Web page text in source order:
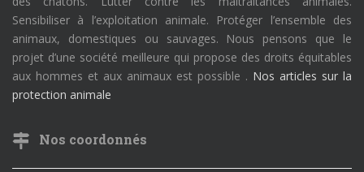
Sensibiliser à l’exploitation animale. Protéger l’ensemble des
animaux, domestiques ou sauvages. Nous pensons que le
projet d’une société meilleure qui propose des droits équitables
aux hommes et aux animaux est possible . Nos articles sur la
protection animale
Nos coordonnés